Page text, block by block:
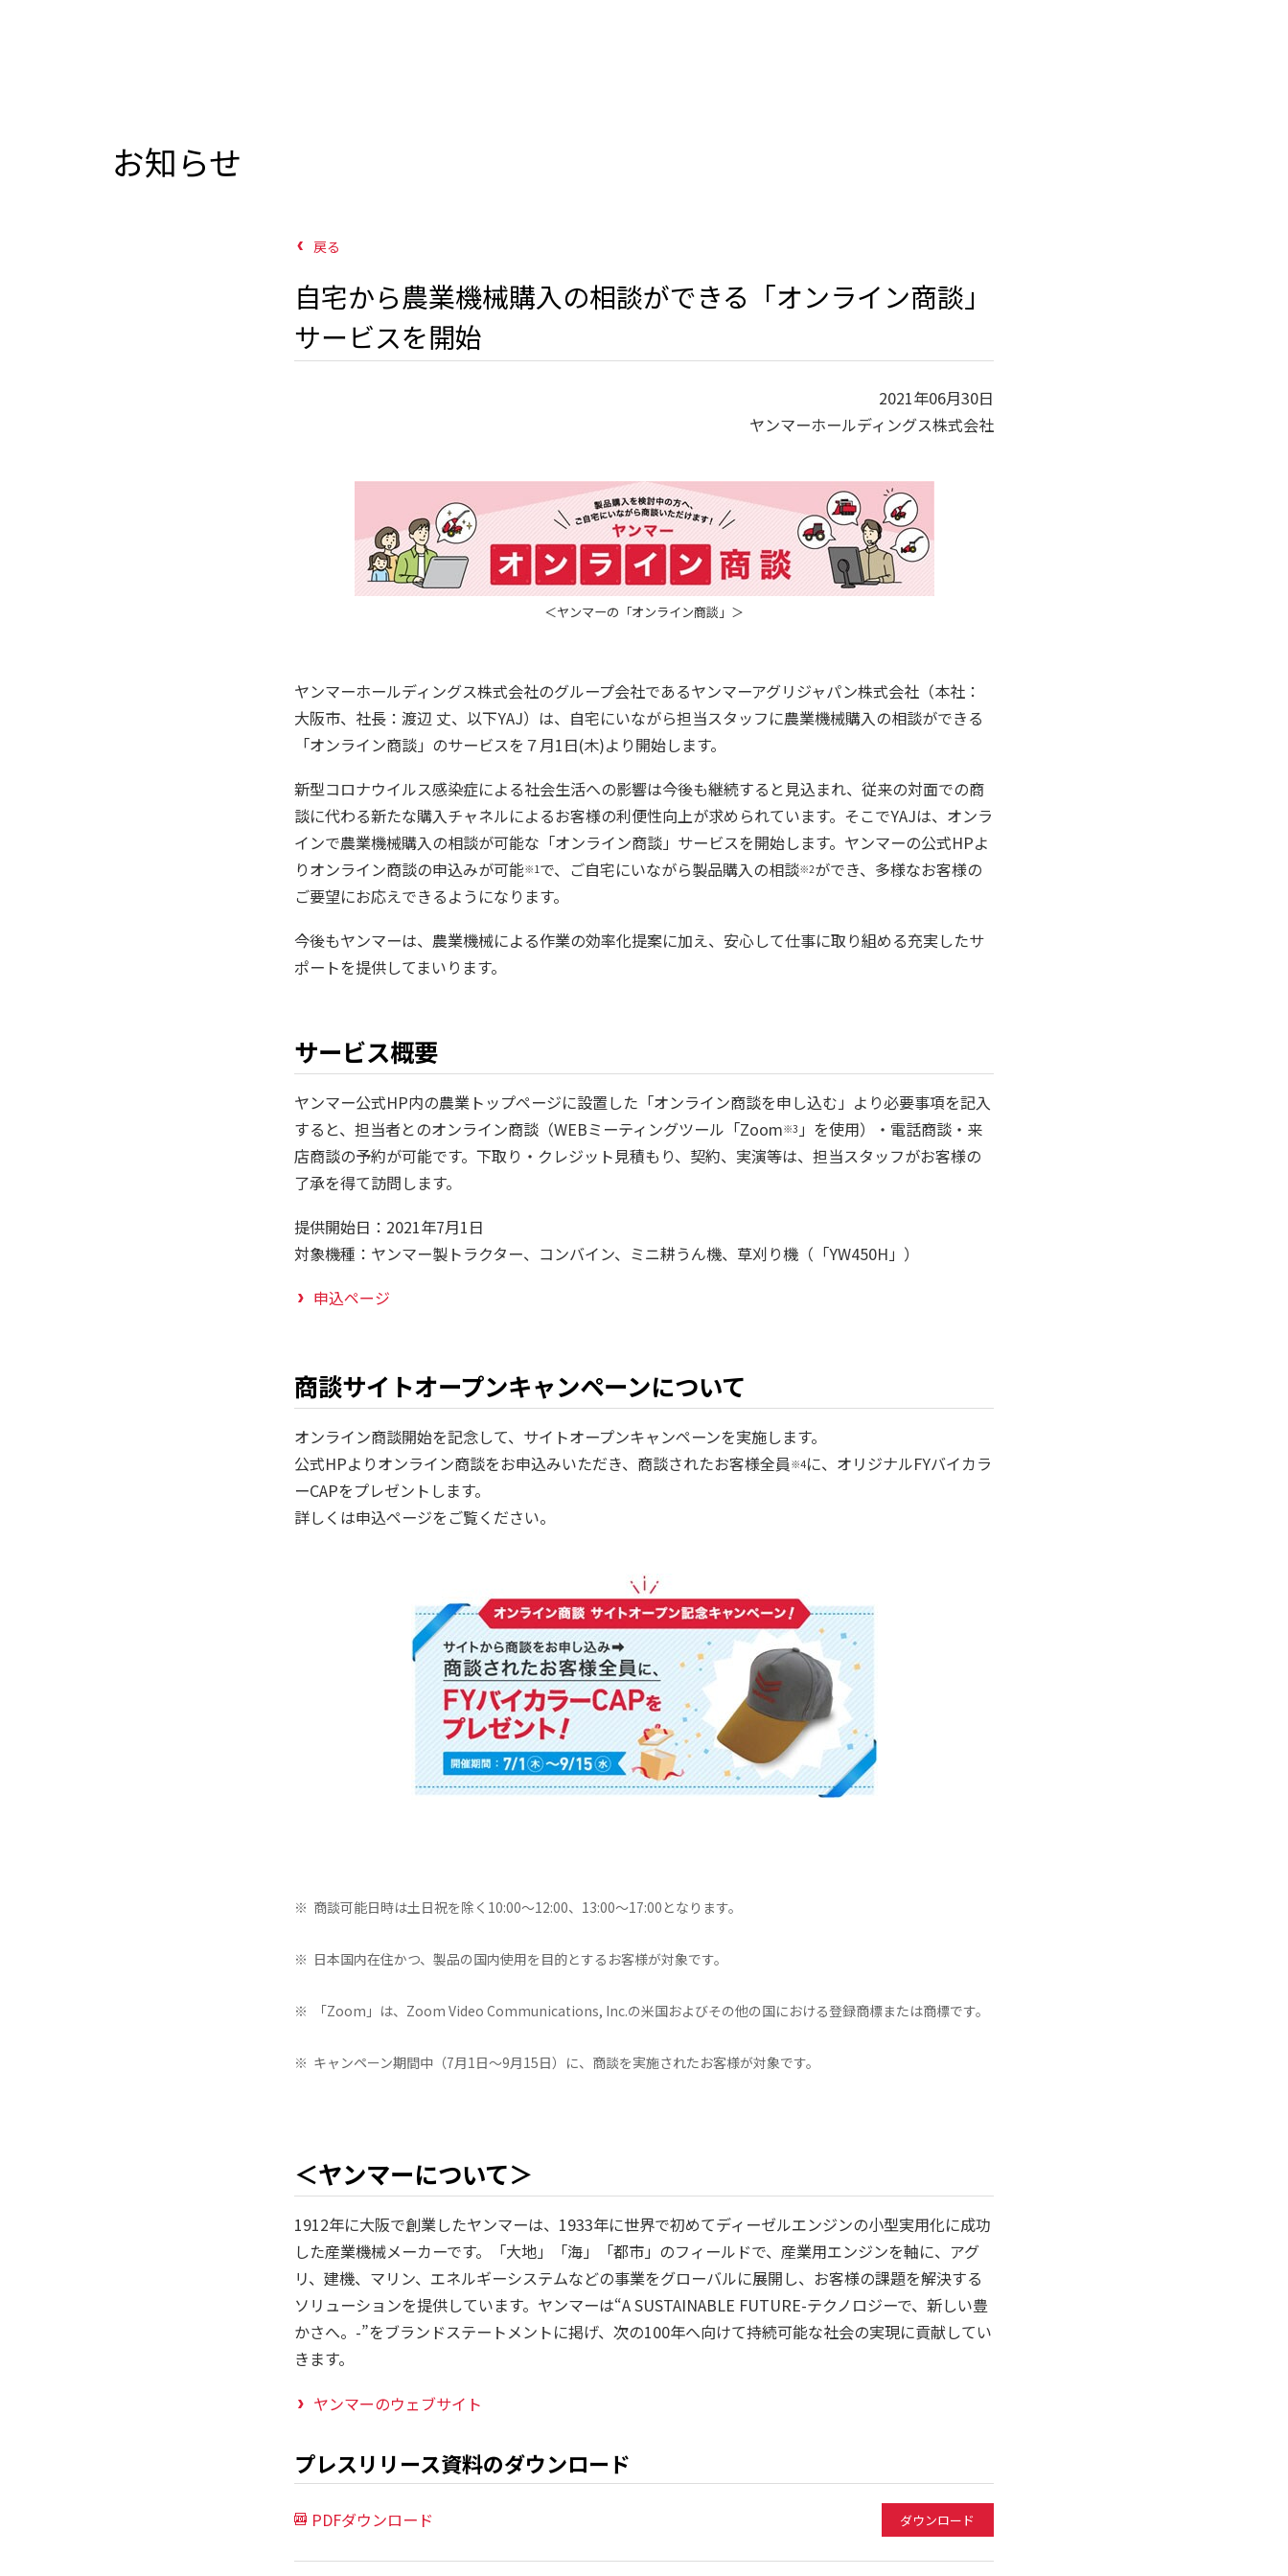
お知らせ
戻る
自宅から農業機械購入の相談ができる「オンライン商談」
サービスを開始
2021年06月30日
ヤンマーホールディングス株式会社
＜ヤンマーの「オンライン商談」＞
ヤンマーホールディングス株式会社のグループ会社であるヤンマーアグリジャパン株式会社（本社：
大阪市、社長：渡辺 丈、以下YAJ）は、自宅にいながら担当スタッフに農業機械購入の相談ができる
「オンライン商談」のサービスを７月1日(木)より開始します。
新型コロナウイルス感染症による社会生活への影響は今後も継続すると見込まれ、従来の対面での商
談に代わる新たな購入チャネルによるお客様の利便性向上が求められています。そこでYAJは、オンラ
インで農業機械購入の相談が可能な「オンライン商談」サービスを開始します。ヤンマーの公式HPよ
りオンライン商談の申込みが可能※1で、ご自宅にいながら製品購入の相談※2ができ、多様なお客様の
ご要望にお応えできるようになります。
今後もヤンマーは、農業機械による作業の効率化提案に加え、安心して仕事に取り組める充実したサ
ポートを提供してまいります。
サービス概要
ヤンマー公式HP内の農業トップページに設置した「オンライン商談を申し込む」より必要事項を記入
すると、担当者とのオンライン商談（WEBミーティングツール「Zoom※3 」を使用）・電話商談・来
店商談の予約が可能です。下取り・クレジット見積もり、契約、実演等は、担当スタッフがお客様の
了承を得て訪問します。
提供開始日：2021年7月1日
対象機種：ヤンマー製トラクター、コンバイン、ミニ耕うん機、草刈り機（「YW450H」）
申込ページ
商談サイトオープンキャンペーンについて
オンライン商談開始を記念して、サイトオープンキャンペーンを実施します。
公式HPよりオンライン商談をお申込みいただき、商談されたお客様全員 ※4に、オリジナルFYバイカラ
ーCAPをプレゼントします。
詳しくは申込ページをご覧ください。
※ 商談可能日時は土日祝を除く10:00～12:00、13:00～17:00となります。
※ 日本国内在住かつ、製品の国内使用を目的とするお客様が対象です。
※ 「Zoom」は、Zoom Video Communications, Inc.の米国およびその他の国における登録商標または商標です。
※ キャンペーン期間中（7月1日～9月15日）に、商談を実施されたお客様が対象です。
＜ヤンマーについて＞
1912年に大阪で創業したヤンマーは、1933年に世界で初めてディーゼルエンジンの小型実用化に成功
した産業機械メーカーです。「大地」「海」「都市」のフィールドで、産業用エンジンを軸に、アグ
リ、建機、マリン、エネルギーシステムなどの事業をグローバルに展開し、お客様の課題を解決する
ソリューションを提供しています。ヤンマーは“A SUSTAINABLE FUTURE-テクノロジーで、新しい豊
かさへ。-”をブランドステートメントに掲げ、次の100年へ向けて持続可能な社会の実現に貢献してい
きます。
ヤンマーのウェブサイト
プレスリリース資料のダウンロード
PDFダウンロード ダウンロード